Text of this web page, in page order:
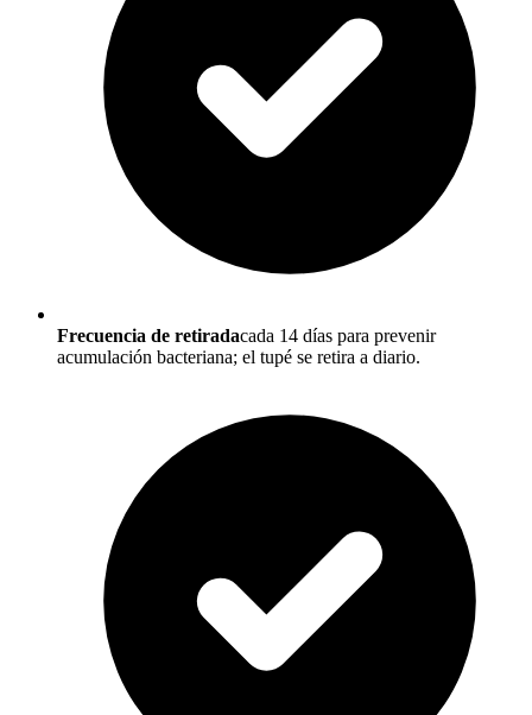
Frecuencia de retiradacada 14 días para prevenir
acumulación bacteriana; el tupé se retira a diario.